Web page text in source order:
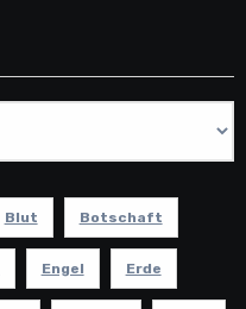
Blut Botschaft
Engel Erde